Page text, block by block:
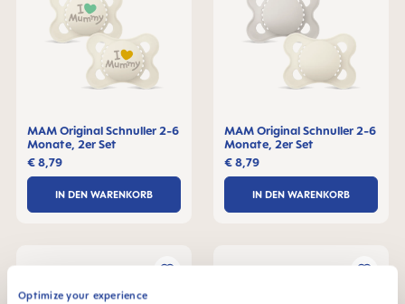
Optimize your experience
MAM Original Schnuller 2-6
Monate, 2er Set
€ 8,79
IN DEN WARENKORB
MAM Original Schnuller 2-6
Monate, 2er Set
€ 8,79
IN DEN WARENKORB